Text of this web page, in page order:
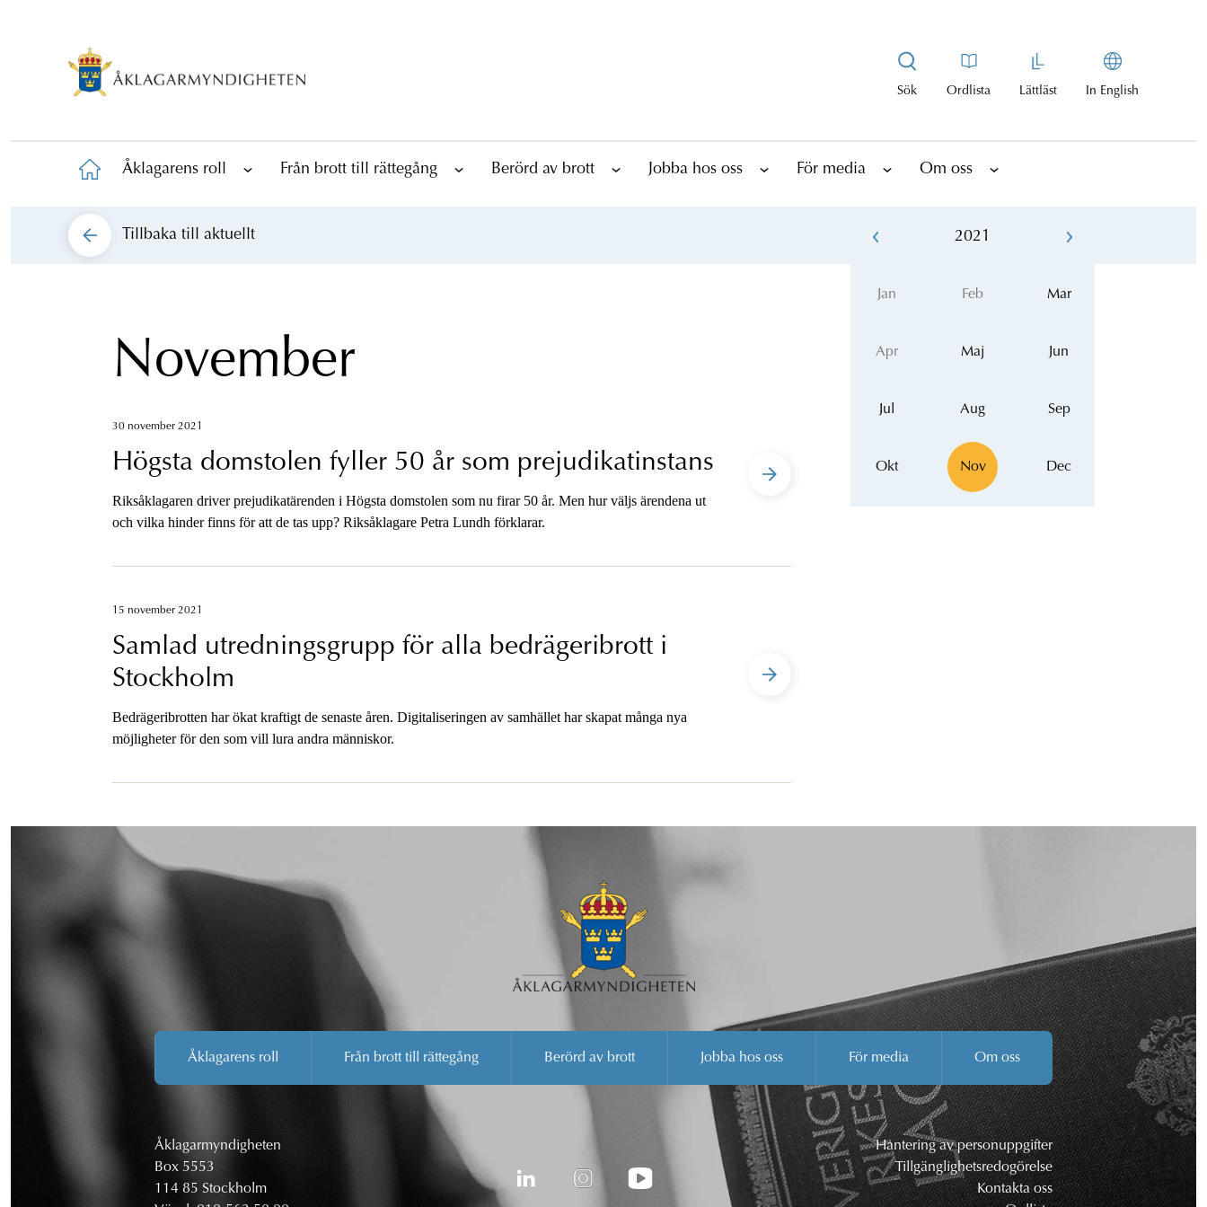
Sök Ordlista Lättläst In English
Åklagarens roll Från brott till rättegång Berörd av brott Jobba hos oss För media Om oss
Tillbaka till aktuellt 2021
Jan Feb Mar
Apr Maj Jun
Jul Aug Sep
Okt Nov Dec
November
30 november 2021
Högsta domstolen fyller 50 år som prejudikatinstans
Riksåklagaren driver prejudikatärenden i Högsta domstolen som nu firar 50 år. Men hur väljs ärendena ut
och vilka hinder finns för att de tas upp? Riksåklagare Petra Lundh förklarar.
15 november 2021
Samlad utredningsgrupp för alla bedrägeribrott i
Stockholm
Bedrägeribrotten har ökat kraftigt de senaste åren. Digitaliseringen av samhället har skapat många nya
möjligheter för den som vill lura andra människor.
Åklagarens roll Från brott till rättegång Berörd av brott Jobba hos oss För media Om oss
Åklagarmyndigheten
Box 5553
114 85 Stockholm
Hantering av personuppgifter
Tillgänglighetsredogörelse
Kontakta oss